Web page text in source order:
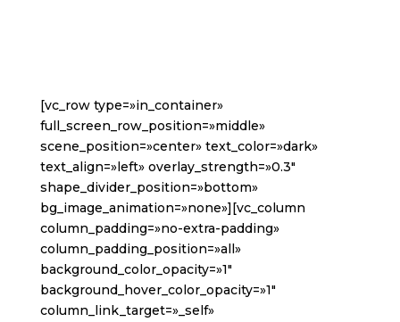
[vc_row type=»in_container»
full_screen_row_position=»middle»
scene_position=»center» text_color=»dark»
text_align=»left» overlay_strength=»0.3″
shape_divider_position=»bottom»
bg_image_animation=»none»][vc_column
column_padding=»no-extra-padding»
column_padding_position=»all»
background_color_opacity=»1″
background_hover_color_opacity=»1″
column_link_target=»_self»